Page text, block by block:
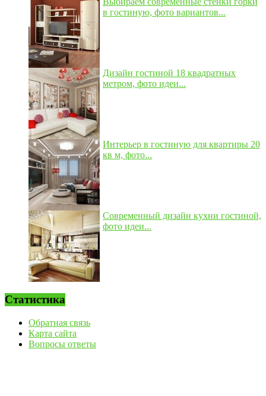
в гостиную, фото вариантов...
Дизайн гостиной 18 квадратных
метром, фото идеи...
Интерьер в гостиную для квартиры 20
кв м, фото...
Современный дизайн кухни гостиной,
фото идеи...
Статистика
Обратная связь
Карта сайта
Вопросы ответы